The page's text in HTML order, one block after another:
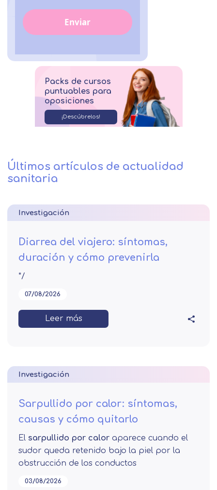
Enviar
Packs de cursos
puntuables para
oposiciones
¡Descúbrelos!
Últimos artículos de actualidad
sanitaria
Investigación
Diarrea del viajero: síntomas,
duración y cómo prevenirla
*/
07/08/2026
Leer más
Investigación
Sarpullido por calor: síntomas,
causas y cómo quitarlo
El sarpullido por calor aparece cuando el
sudor queda retenido bajo la piel por la
obstrucción de los conductos
03/08/2026